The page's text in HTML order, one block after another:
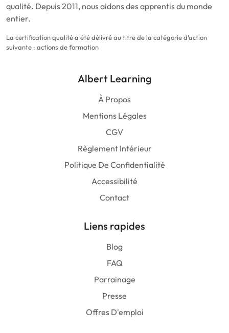
qualité. Depuis 2011, nous aidons des apprentis du monde
entier.
La certification qualité a été délivré au titre de la catégorie d'action
suivante : actions de formation
Albert Learning
À Propos
Mentions Légales
CGV
Règlement Intérieur
Politique De Confidentialité
Accessibilité
Contact
Liens rapides
Blog
FAQ
Parrainage
Presse
Offres D'emploi